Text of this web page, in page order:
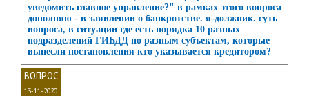
уведомить главное управление?" в рамках этого вопроса
дополняю - в заявлении о банкротстве. я-должник. суть
вопроса, в ситуации где есть порядка 10 разных
подразделений ГИБДД по разным субъектам, которые
вынесли постановления кто указывается кредитором?
ВОПРОС
13-11-2020